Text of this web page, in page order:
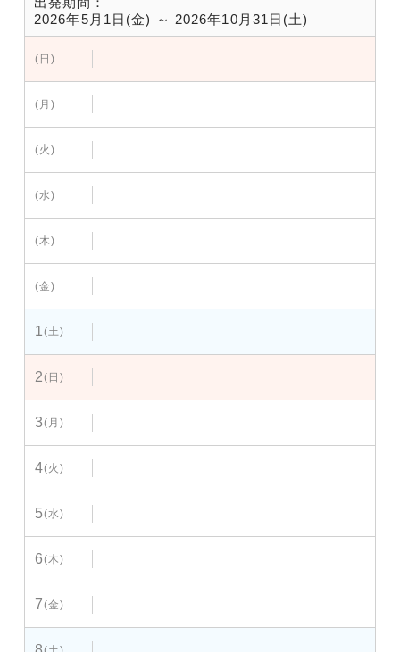
2026年5月1日(金) ～ 2026年10月31日(土)
(日)
(月)
(火)
(水)
(木)
(金)
1(土)
2(日)
3(月)
4(火)
5(水)
6(木)
7(金)